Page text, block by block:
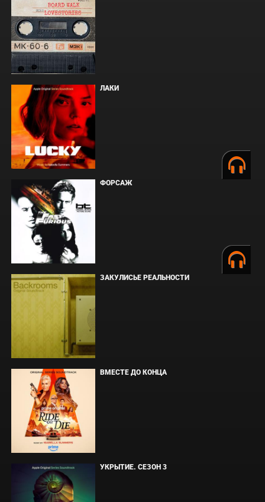
ЛАКИ
ФОРСАЖ
ЗАКУЛИСЬЕ РЕАЛЬНОСТИ
ВМЕСТЕ ДО КОНЦА
УКРЫТИЕ. СЕЗОН 3